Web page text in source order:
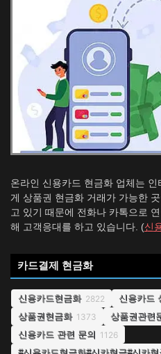
온라인 신용카드 현금화 업체는
게 상품권 현금화 거래가 가능한
고 있기 때문에 전화나 카톡으로
해 고객응대를 하고 있습니다. (신
카드결제 현금화
신용카드현금화 2822 신용카드
상품권현금화 1373 상품권관련
신용카드 관련 문의 1126